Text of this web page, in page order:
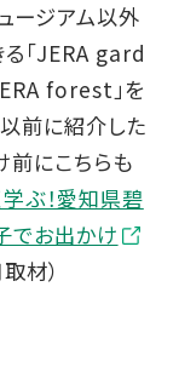
ージアム以外
「JERA gard
forest」を
前に紹介した
前にこちらも
ぶ！愛知県碧
でお出かけ
材）